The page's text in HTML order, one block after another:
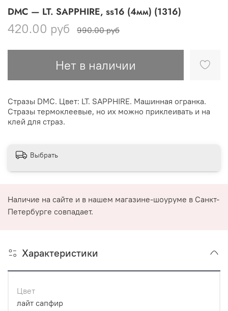
DМС — LT. SAPPHIRE, ss16 (4мм) (1316)
420.00 руб 990.00 руб
Нет в наличии
Стразы DМС. Цвет: LT. SAPPHIRE. Машинная огранка.
Стразы термоклеевые, но их можно приклеивать и на
клей для страз.
Выбрать
Наличие на сайте и в нашем магазине-шоуруме в Санкт-
Петербурге совпадает.
Характеристики
Цвет
лайт сапфир